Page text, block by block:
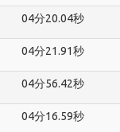
04分20.04秒
04分21.91秒
04分56.42秒
04分16.59秒